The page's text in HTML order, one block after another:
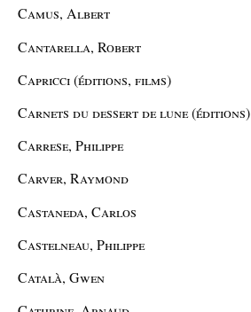
Camus, Albert
Cantarella, Robert
Capricci (éditions, films)
Carnets du dessert de lune (éditions)
Carrese, Philippe
Carver, Raymond
Castaneda, Carlos
Castelneau, Philippe
Català, Gwen